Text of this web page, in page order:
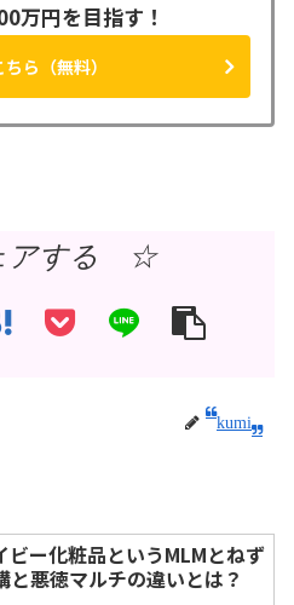
万円を目指す！
ら（無料）
する ☆
kumi
ビー化粧品というMLMとねず
と悪徳マルチの違いとは？